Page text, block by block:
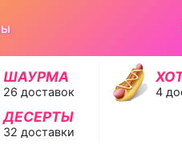
ШАУРМА
26 доставок 4
ДЕСЕРТЫ
32 доставки